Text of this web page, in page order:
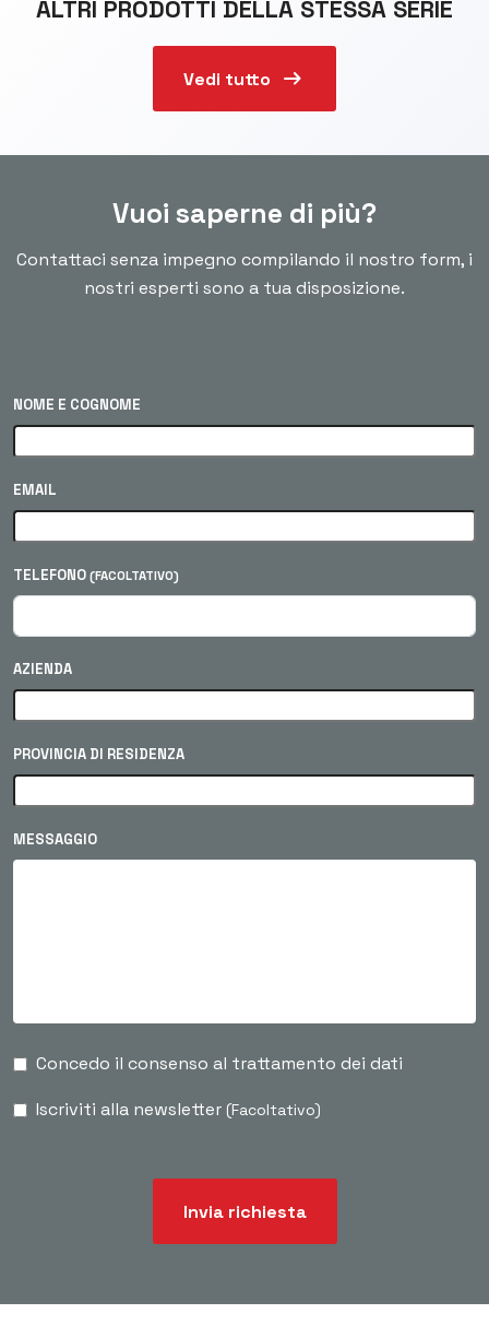
ALTRI PRODOTTI DELLA STESSA SERIE
Vedi tutto arrow_right_alt
Vuoi saperne di più?
Contattaci senza impegno compilando il nostro form, i
nostri esperti sono a tua disposizione.
NOME E COGNOME
EMAIL
TELEFONO (FACOLTATIVO)
AZIENDA
PROVINCIA DI RESIDENZA
MESSAGGIO
Concedo il consenso al trattamento dei dati
Iscriviti alla newsletter (Facoltativo)
Invia richiesta